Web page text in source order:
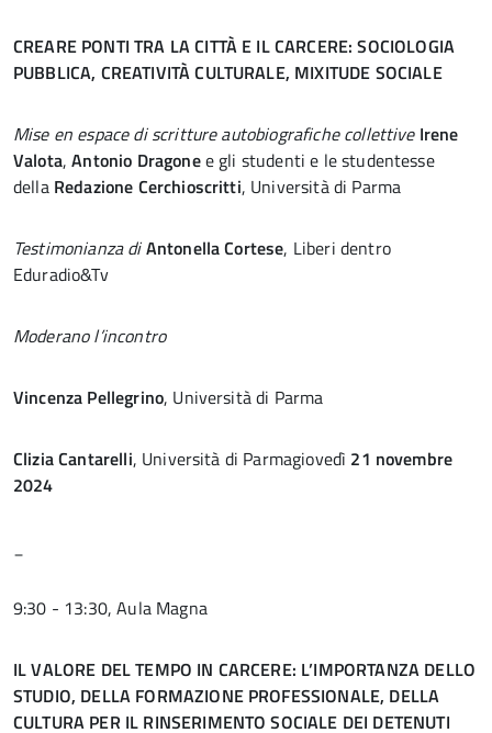
CREARE PONTI TRA LA CITTÀ E IL CARCERE: SOCIOLOGIA
PUBBLICA, CREATIVITÀ CULTURALE, MIXITUDE SOCIALE
Mise en espace di scritture autobiografiche collettive Irene
Valota,Antonio Dragonee gli studenti e le studentesse
della Redazione Cerchioscritti, Università di Parma
Testimonianza diAntonella Cortese, Liberi dentro
Eduradio&Tv
Moderano l’incontro
Vincenza Pellegrino, Università di Parma
Clizia Cantarelli, Università di Parmagiovedì 21 novembre
2024
9:30 - 13:30, Aula Magna
IL VALORE DEL TEMPO IN CARCERE: L’IMPORTANZA DELLO
STUDIO, DELLA FORMAZIONE PROFESSIONALE, DELLA
CULTURA PER IL RINSERIMENTO SOCIALE DEI DETENUTI